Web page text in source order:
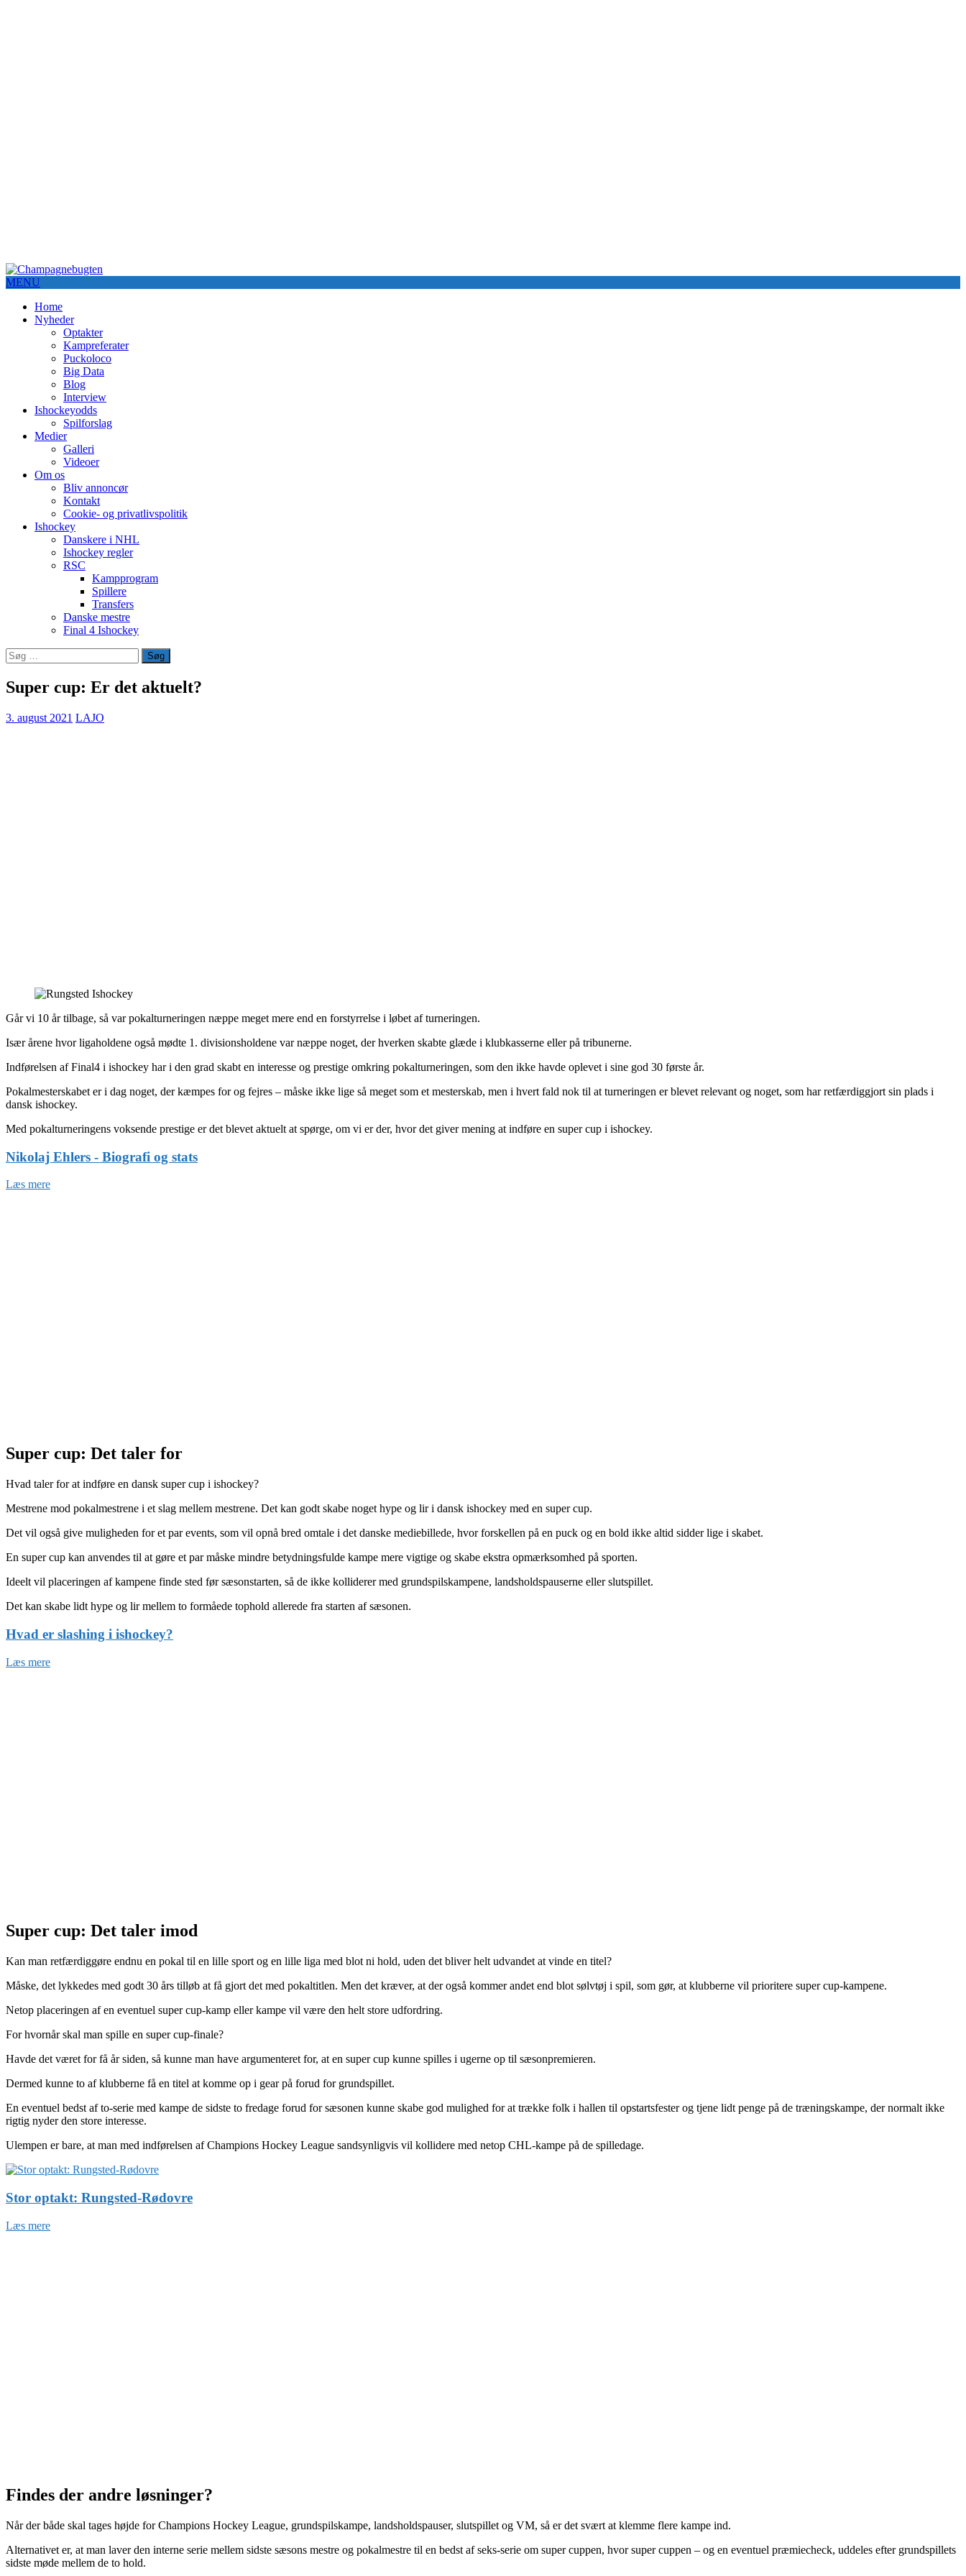
MENU
Home
Nyheder
Optakter
Kampreferater
Puckoloco
Big Data
Blog
Interview
Ishockeyodds
Spilforslag
Medier
Galleri
Videoer
Om os
Bliv annoncør
Kontakt
Cookie- og privatlivspolitik
Ishockey
Danskere i NHL
Ishockey regler
RSC
Kampprogram
Spillere
Transfers
Danske mestre
Final 4 Ishockey
Søg
efter:
Super cup: Er det aktuelt?
3. august 2021 LAJO
Går vi 10 år tilbage, så var pokalturneringen næppe meget mere end en forstyrrelse i løbet af turneringen.
Især årene hvor ligaholdene også mødte 1. divisionsholdene var næppe noget, der hverken skabte glæde i klubkasserne eller på tribunerne.
Indførelsen af Final4 i ishockey har i den grad skabt en interesse og prestige omkring pokalturneringen, som den ikke havde oplevet i sine god 30 første år.
Pokalmesterskabet er i dag noget, der kæmpes for og fejres – måske ikke lige så meget som et mesterskab, men i hvert fald nok til at turneringen er blevet relevant og noget, som har retfærdiggjort sin plads i
dansk ishockey.
Med pokalturneringens voksende prestige er det blevet aktuelt at spørge, om vi er der, hvor det giver mening at indføre en super cup i ishockey.
Nikolaj Ehlers - Biografi og stats
Læs mere
Super cup: Det taler for
Hvad taler for at indføre en dansk super cup i ishockey?
Mestrene mod pokalmestrene i et slag mellem mestrene. Det kan godt skabe noget hype og lir i dansk ishockey med en super cup.
Det vil også give muligheden for et par events, som vil opnå bred omtale i det danske mediebillede, hvor forskellen på en puck og en bold ikke altid sidder lige i skabet.
En super cup kan anvendes til at gøre et par måske mindre betydningsfulde kampe mere vigtige og skabe ekstra opmærksomhed på sporten.
Ideelt vil placeringen af kampene finde sted før sæsonstarten, så de ikke kolliderer med grundspilskampene, landsholdspauserne eller slutspillet.
Det kan skabe lidt hype og lir mellem to formåede tophold allerede fra starten af sæsonen.
Hvad er slashing i ishockey?
Læs mere
Super cup: Det taler imod
Kan man retfærdiggøre endnu en pokal til en lille sport og en lille liga med blot ni hold, uden det bliver helt udvandet at vinde en titel?
Måske, det lykkedes med godt 30 års tilløb at få gjort det med pokaltitlen. Men det kræver, at der også kommer andet end blot sølvtøj i spil, som gør, at klubberne vil prioritere super cup-kampene.
Netop placeringen af en eventuel super cup-kamp eller kampe vil være den helt store udfordring.
For hvornår skal man spille en super cup-finale?
Havde det været for få år siden, så kunne man have argumenteret for, at en super cup kunne spilles i ugerne op til sæsonpremieren.
Dermed kunne to af klubberne få en titel at komme op i gear på forud for grundspillet.
En eventuel bedst af to-serie med kampe de sidste to fredage forud for sæsonen kunne skabe god mulighed for at trække folk i hallen til opstartsfester og tjene lidt penge på de træningskampe, der normalt ikke
rigtig nyder den store interesse.
Ulempen er bare, at man med indførelsen af Champions Hockey League sandsynligvis vil kollidere med netop CHL-kampe på de spilledage.
Stor optakt: Rungsted-Rødovre
Læs mere
Findes der andre løsninger?
Når der både skal tages højde for Champions Hockey League, grundspilskampe, landsholdspauser, slutspillet og VM, så er det svært at klemme flere kampe ind.
Alternativet er, at man laver den interne serie mellem sidste sæsons mestre og pokalmestre til en bedst af seks-serie om super cuppen, hvor super cuppen – og en eventuel præmiecheck, uddeles efter grundspillets
sidste møde mellem de to hold.